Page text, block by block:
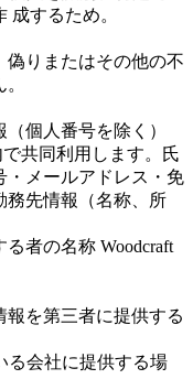
成するため。
偽りまたはその他の不
個人番号を除く）
共同利用します。氏
・メールアドレス・免
務先情報（名称、所
者の名称 Woodcraft
報を第三者に提供する
る会社に提供する場